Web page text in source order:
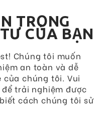
TRỌNG
CỦA BẠN
Chúng tôi muốn
an toàn và dễ
chúng tôi. Vui
trải nghiệm được
cách chúng tôi sử
> Nhãn Hiệu >